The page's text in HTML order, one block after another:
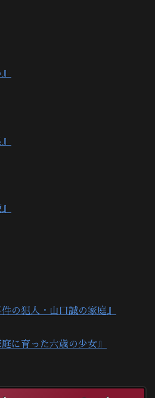
の犯人・山口誠の家庭』
に育った六歳の少女』